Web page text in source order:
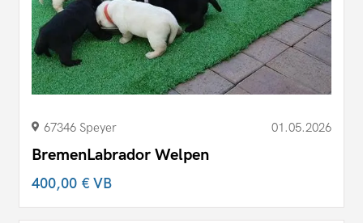
67346 Speyer 01.05.2026
BremenLabrador Welpen
400,00 €VB